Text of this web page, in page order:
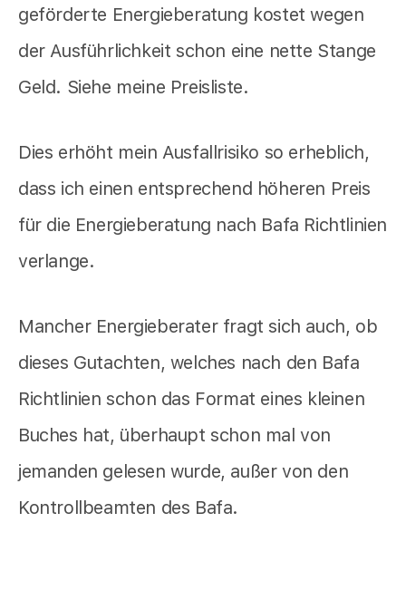
geförderte Energieberatung kostet wegen
der Ausführlichkeit schon eine nette Stange
Geld. Siehe meine Preisliste.
Dies erhöht mein Ausfallrisiko so erheblich,
dass ich einen entsprechend höheren Preis
für die Energieberatung nach Bafa Richtlinien
verlange.
Mancher Energieberater fragt sich auch, ob
dieses Gutachten, welches nach den Bafa
Richtlinien schon das Format eines kleinen
Buches hat, überhaupt schon mal von
jemanden gelesen wurde, außer von den
Kontrollbeamten des Bafa.